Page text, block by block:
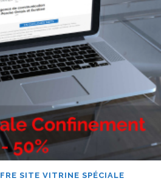
SITE VITRINE SPÉCIALE